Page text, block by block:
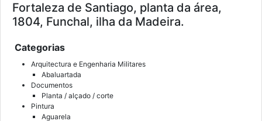
Fortaleza de Santiago, planta da área,
1804, Funchal, ilha da Madeira.
Categorias
Arquitectura e Engenharia Militares
Abaluartada
Documentos
Planta / alçado / corte
Pintura
Aguarela